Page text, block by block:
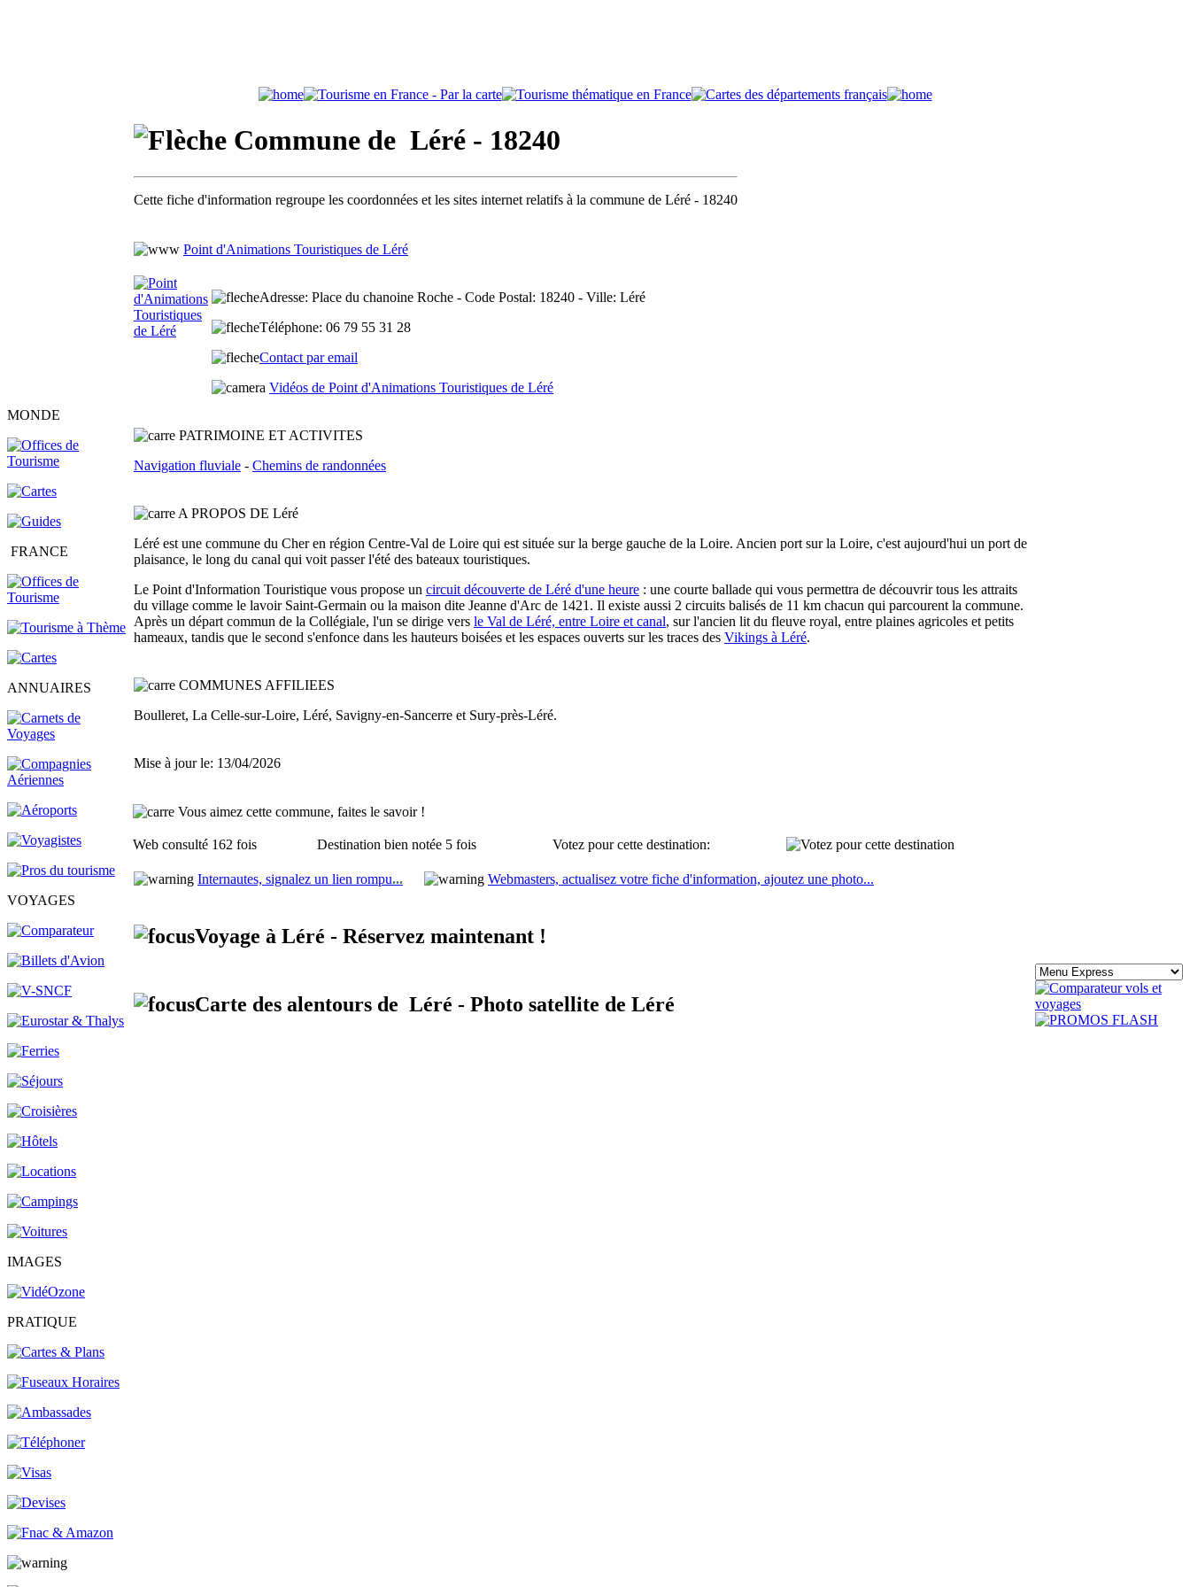
MONDE
FRANCE
ANNUAIRES
VOYAGES
IMAGES
PRATIQUE
Commune de Léré - 18240
Cette fiche d'information regroupe les coordonnées et les sites internet relatifs à la commune de Léré - 18240
Point d'Animations Touristiques de Léré
Adresse: Place du chanoine Roche - Code Postal: 18240 - Ville: Léré
Téléphone: 06 79 55 31 28
Contact par email
Vidéos de Point d'Animations Touristiques de Léré
PATRIMOINE ET ACTIVITES
Navigation fluviale - Chemins de randonnées
A PROPOS DE Léré
Léré est une commune du Cher en région Centre-Val de Loire qui est située sur la berge gauche de la Loire. Ancien port sur la Loire, c'est aujourd'hui un port de
plaisance, le long du canal qui voit passer l'été des bateaux touristiques.
Le Point d'Information Touristique vous propose un circuit découverte de Léré d'une heure : une courte ballade qui vous permettra de découvrir tous les attraits
du village comme le lavoir Saint-Germain ou la maison dite Jeanne d'Arc de 1421. Il existe aussi 2 circuits balisés de 11 km chacun qui parcourent la commune.
Après un départ commun de la Collégiale, l'un se dirige vers le Val de Léré, entre Loire et canal, sur l'ancien lit du fleuve royal, entre plaines agricoles et petits
hameaux, tandis que le second s'enfonce dans les hauteurs boisées et les espaces ouverts sur les traces des Vikings à Léré.
COMMUNES AFFILIEES
Boulleret, La Celle-sur-Loire, Léré, Savigny-en-Sancerre et Sury-près-Léré.
Mise à jour le: 13/04/2026
Vous aimez cette commune, faites le savoir !
Web consulté 162 fois Destination bien notée 5 fois Votez pour cette destination:
Internautes, signalez un lien rompu... Webmasters, actualisez votre fiche d'information, ajoutez une photo...
Voyage à Léré - Réservez maintenant !
Carte des alentours de Léré - Photo satellite de Léré